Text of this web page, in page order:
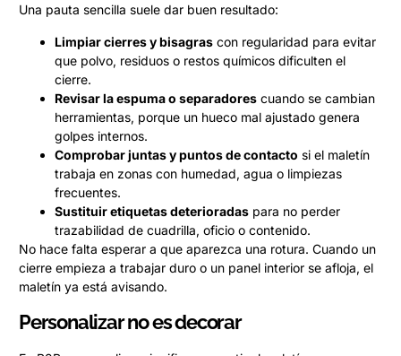
Una pauta sencilla suele dar buen resultado:
Limpiar cierres y bisagras con regularidad para evitar
que polvo, residuos o restos químicos dificulten el
cierre.
Revisar la espuma o separadores cuando se cambian
herramientas, porque un hueco mal ajustado genera
golpes internos.
Comprobar juntas y puntos de contacto si el maletín
trabaja en zonas con humedad, agua o limpiezas
frecuentes.
Sustituir etiquetas deterioradas para no perder
trazabilidad de cuadrilla, oficio o contenido.
No hace falta esperar a que aparezca una rotura. Cuando un
cierre empieza a trabajar duro o un panel interior se afloja, el
maletín ya está avisando.
Personalizar no es decorar